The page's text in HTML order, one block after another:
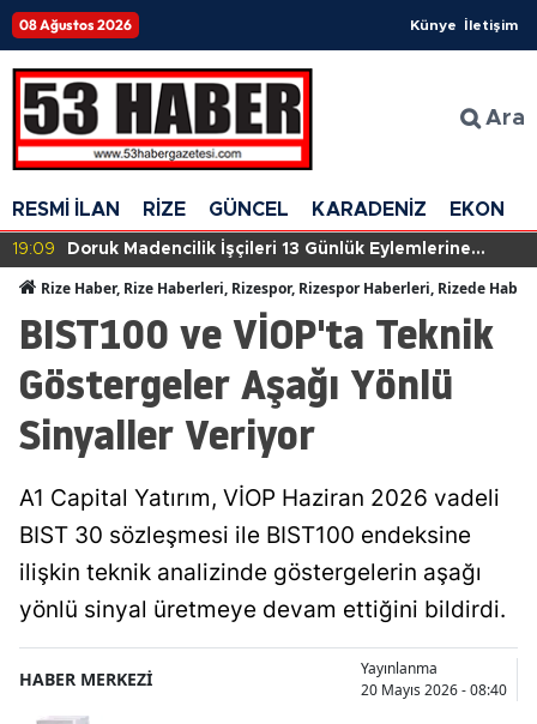
08 Ağustos 2026 Künye İletişim
Ara
RESMİ İLAN RİZE GÜNCEL KARADENİZ
19:09
Doruk Madencilik İşçileri 13 Günlük Eylemlerine
Rize Haber, Rize Haberleri, Rizespor, Rizespor Haberleri, Rizede
BIST100 ve VİOP'ta Teknik
Göstergeler Aşağı Yönlü
Sinyaller Veriyor
A1 Capital Yatırım, VİOP Haziran 2026 vadeli
BIST 30 sözleşmesi ile BIST100 endeksine
ilişkin teknik analizinde göstergelerin aşağı
yönlü sinyal üretmeye devam ettiğini bildirdi.
HABER MERKEZİ
Yayınlanma
20 Mayıs 2026 - 08:40